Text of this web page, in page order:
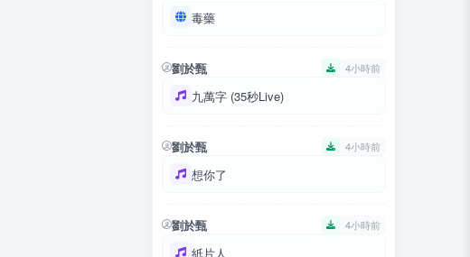
毒藥
劉於甄 4小時前
九萬字 (35秒Live)
劉於甄 4小時前
想你了
劉於甄 4小時前
紙片人